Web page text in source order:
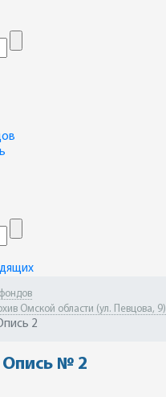
Омской области (ул. Певцова, 9)
2
№ 2